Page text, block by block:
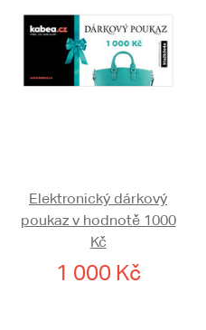
Elektronický dárkový
poukaz v hodnotě 1000
Kč
1 000 Kč